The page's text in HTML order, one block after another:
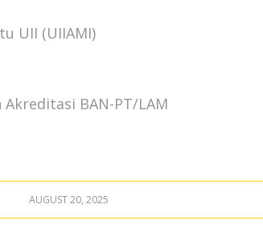
UII (UIIAMI)
BAN-PT/LAM
AUGUST 20, 2025